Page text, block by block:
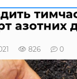
азотних
826 0